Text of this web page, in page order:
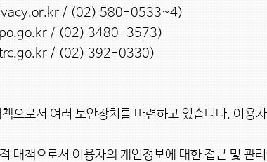
/ (02) 580-0533~4)
/ (02) 3480-3573)
/ (02) 392-0330)
대책으로서 이용자의 개인정보에 대한 접근 및 관